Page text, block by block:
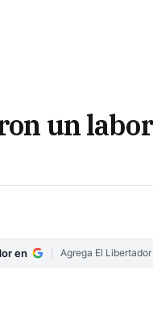
un
en Agrega El